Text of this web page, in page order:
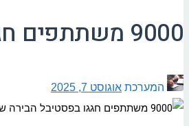
9000 משתתפים חגגו בפסטיבל הבירה של קריית ביאליק
המערכת אוגוסט 7, 2025